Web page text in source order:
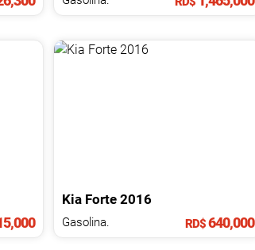
Kia Forte 2016
Gasolina. RD$640,000